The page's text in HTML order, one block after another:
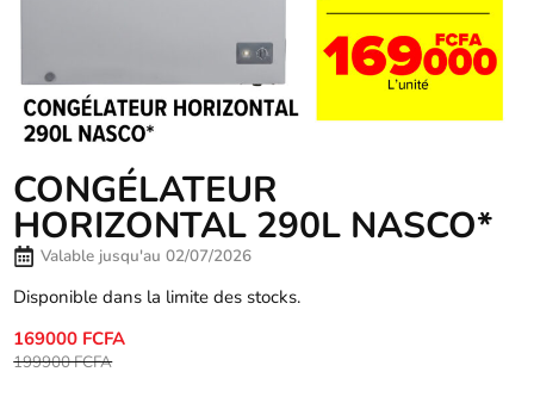
CONGÉLATEUR
HORIZONTAL 290L NASCO*
Valable jusqu'au 02/07/2026
Disponible dans la limite des stocks.
169000 FCFA
199900 FCFA